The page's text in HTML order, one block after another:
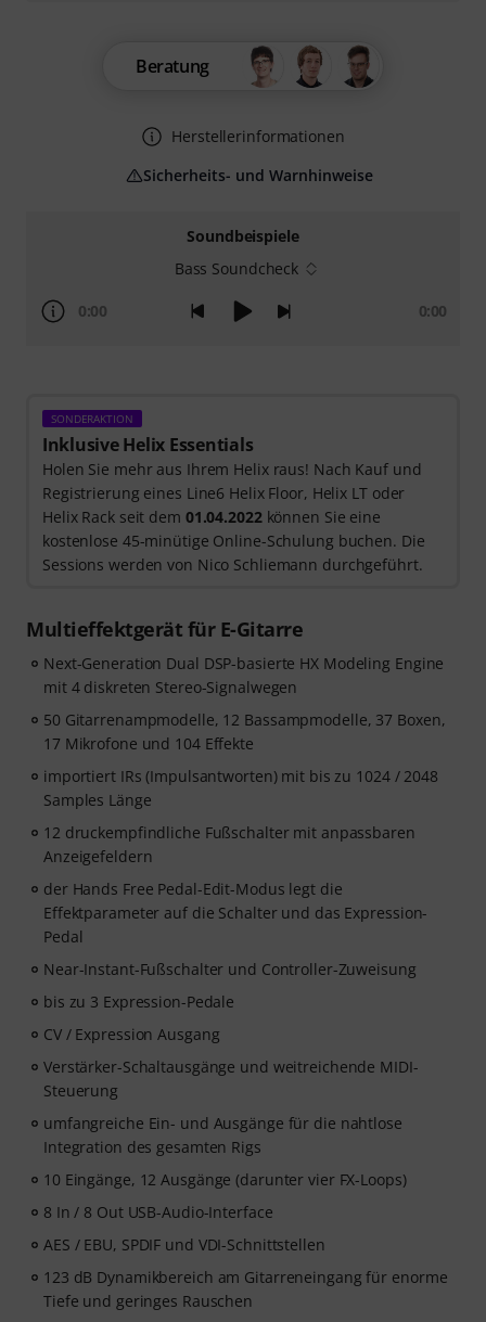
Soundbeispiele
Bass Soundcheck
0:00 0:00
SONDERAKTION
Inklusive Helix Essentials
Holen Sie mehr aus Ihrem Helix raus! Nach Kauf und
Registrierung eines Line6 Helix Floor, Helix LT oder
Helix Rack seit dem 01.04.2022können Sie eine
kostenlose 45-minütige Online-Schulung buchen. Die
Sessions werden von Nico Schliemann durchgeführt.
Multieffektgerät für E-Gitarre
Next-Generation Dual DSP-basierte HX Modeling Engine
mit 4 diskreten Stereo-Signalwegen
50 Gitarrenampmodelle, 12 Bassampmodelle, 37 Boxen,
17 Mikrofone und 104 Effekte
importiert IRs (Impulsantworten) mit bis zu 1024 / 2048
Samples Länge
12 druckempfindliche Fußschalter mit anpassbaren
Anzeigefeldern
der Hands Free Pedal-Edit-Modus legt die
Effektparameter auf die Schalter und das Expression-
Pedal
Near-Instant-Fußschalter und Controller-Zuweisung
bis zu 3 Expression-Pedale
CV / Expression Ausgang
Verstärker-Schaltausgänge und weitreichende MIDI-
Steuerung
umfangreiche Ein- und Ausgänge für die nahtlose
Integration des gesamten Rigs
10 Eingänge, 12 Ausgänge (darunter vier FX-Loops)
8 In / 8 Out USB-Audio-Interface
AES / EBU, SPDIF und VDI-Schnittstellen
123 dB Dynamikbereich am Gitarreneingang für enorme
Tiefe und geringes Rauschen
Beratung
Herstellerinformationen
Sicherheits- und Warnhinweise